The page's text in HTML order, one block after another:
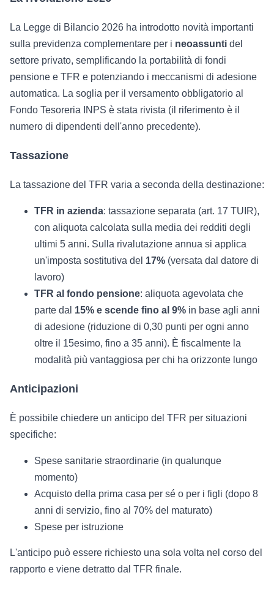
La Legge di Bilancio 2026 ha introdotto novità importanti
sulla previdenza complementare per i neoassunti del
settore privato, semplificando la portabilità di fondi
pensione e TFR e potenziando i meccanismi di adesione
automatica. La soglia per il versamento obbligatorio al
Fondo Tesoreria INPS è stata rivista (il riferimento è il
numero di dipendenti dell'anno precedente).
Tassazione
La tassazione del TFR varia a seconda della destinazione:
TFR in azienda: tassazione separata (art. 17 TUIR),
con aliquota calcolata sulla media dei redditi degli
ultimi 5 anni. Sulla rivalutazione annua si applica
un'imposta sostitutiva del 17% (versata dal datore di
lavoro)
TFR al fondo pensione: aliquota agevolata che
parte dal 15% e scende fino al 9% in base agli anni
di adesione (riduzione di 0,30 punti per ogni anno
oltre il 15esimo, fino a 35 anni). È fiscalmente la
modalità più vantaggiosa per chi ha orizzonte lungo
Anticipazioni
È possibile chiedere un anticipo del TFR per situazioni
specifiche:
Spese sanitarie straordinarie (in qualunque
momento)
Acquisto della prima casa per sé o per i figli (dopo 8
anni di servizio, fino al 70% del maturato)
Spese per istruzione
L'anticipo può essere richiesto una sola volta nel corso del
rapporto e viene detratto dal TFR finale.